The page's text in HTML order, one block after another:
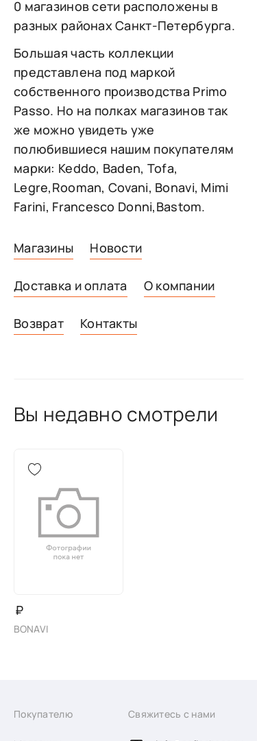
Магазины Новости
Доставка и оплата О компании
Возврат Контакты
0 магазинов сети расположены в
разных районах Санкт-Петербурга.
Большая часть коллекции
представлена под маркой
собственного производства Primo
Passo. Но на полках магазинов так
же можно увидеть уже
полюбившиеся нашим покупателям
марки: Keddo, Baden, Tofa,
Legre,Rooman, Covani, Bonavi, Mimi
Farini, Francesco Donni,Bastom.
Вы недавно смотрели
₽
BONAVI
Покупателю Свяжитесь с нами